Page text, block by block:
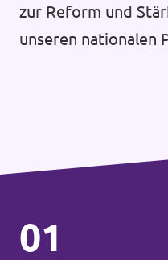
zur Reform und
unseren nationalen
01